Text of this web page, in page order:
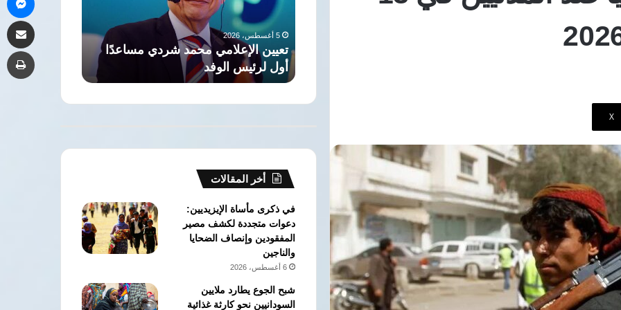
‫X
عبدالرحيم: عقوبة انتحال صفة
أول
تعيين الإعلامي محمد شردي مساعدًا
لتفجير
الأوضاع
بالمنطقة
5 أغسطس، 2026
مصر: انتهاكات إسرائيل بالقدس ستؤدي
لتفجير الأوضاع بالمنطقة
أخر المقالات
في ذكرى مأساة الإيزيديين:
دعوات متجددة لكشف مصير
المفقودين وإنصاف الضحايا
والناجين
6 أغسطس، 2026
شبح الجوع يطارد ملايين
السودانيين نحو كارثة غذائية